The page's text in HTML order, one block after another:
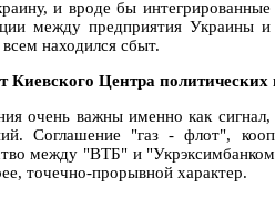
и вроде бы
между предприятия Украины
находился сбыт.
Киевского Центра
очень важны именно как
Соглашение "газ - флот",
между "ВТБ" и
точечно-прорывной характер.